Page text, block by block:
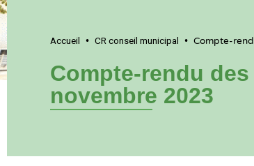
Accueil • CR conseil municipal • Compte-
Compte-rendu
novembre 2023